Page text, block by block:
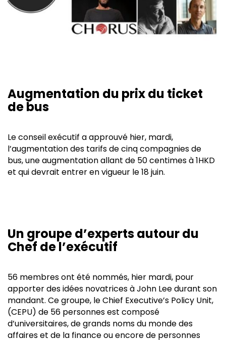
Augmentation du prix du ticket
de bus
Le conseil exécutif a approuvé hier, mardi,
l’augmentation des tarifs de cinq compagnies de
bus, une augmentation allant de 50 centimes à 1HKD
et qui devrait entrer en vigueur le 18 juin.
Un groupe d’experts autour du
Chef de l’exécutif
56 membres ont été nommés, hier mardi, pour
apporter des idées novatrices à John Lee durant son
mandant. Ce groupe, le Chief Executive’s Policy Unit,
(CEPU) de 56 personnes est composé
d’universitaires, de grands noms du monde des
affaires et de la finance ou encore de personnes